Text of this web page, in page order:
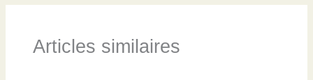
Articles similaires